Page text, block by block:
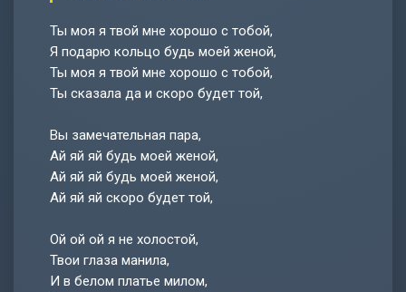
Ты моя я твой мне хорошо с тобой,
Я подарю кольцо будь моей женой,
Ты моя я твой мне хорошо с тобой,
Ты сказала да и скоро будет той,
Вы замечательная пара,
Ай яй яй будь моей женой,
Ай яй яй будь моей женой,
Ай яй яй скоро будет той,
Ой ой ой я не холостой,
Твои глаза манила,
И в белом платье милом,